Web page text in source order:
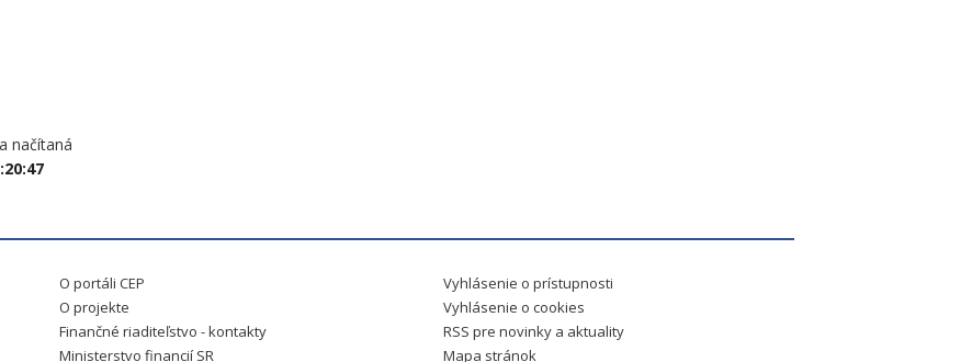
načítaná
O portáli CEP
O projekte
Finančné riaditeľstvo - kontakty
Ministerstvo financií SR
Vyhlásenie o prístupnosti
Vyhlásenie o cookies
RSS pre novinky a aktuality
Mapa stránok